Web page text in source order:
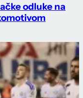
odluke na